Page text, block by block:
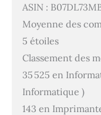
ASIN :
Moyenne des
5 étoiles
Classement des
35 525 en
Informatique )
143 en